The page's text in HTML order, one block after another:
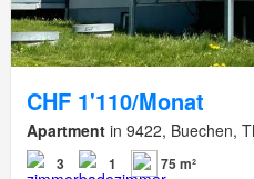
CHF 1'110/Monat
Apartment in 9422, Buechen,
3 1 75 m²